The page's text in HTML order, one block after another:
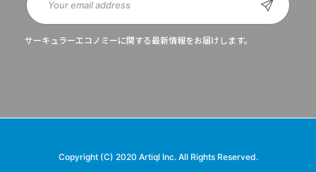
サーキュラーエコノミーに関する最新情報をお届けします。
Copyright (C) 2020 Artiql Inc. All Rights Reserved.